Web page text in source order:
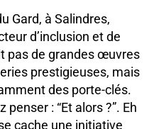
Gard, à Salindres,
d’inclusion et de
pas de grandes œuvres
prestigieuses, mais
des porte-clés.
: “Et alors ?”. Eh
cache une initiative